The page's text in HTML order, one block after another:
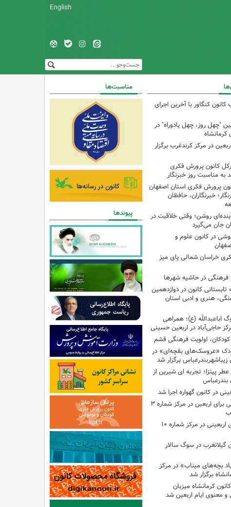
English
کنگاور با آخرین اجرای
"چهل روز، چهل یادوراه" در
در مرکز کرندغرب برگزار
کانون پرورش فکری
به مناسبت روز خبرنگار
پرورش فکری استان اصفهان
خبرنگاران، حافظان
آینده‌ای روشن؛ وقتی خلاقیت در
جان می‌گیرد
در کانون علوم و
خراسان شمالی پای میز
فرهنگی در حاشیه شهرها
تابستانی کانون در دوازدهمین
هنری و ادبی استان
اباعبدالله (ع)؛ همراهی
حاجی‌آباد در اربعین حسینی
کودکان، اولویت فرهنگی قشم
«عروسک‌های بقچه‌ای» در
برگزار شد
پیتزا؛ تجربه ای شیرین از
بندرعباس
در کانون گهواره اجرا شد
اجرای برنامه‌هایی برای اربعین در مرکز شماره ۳
اجرای برنامه‌های اربعینی در مرکز شماره ۱۰
گیلانغرب در سوگ سالار
یاد بچه‌های میناب» در مرکز
مرکز شماره ۱۳ کانون کرمانشاه میزبان
و معنوی ایام اربعین شد
مناسبت‌ها
پیوندها